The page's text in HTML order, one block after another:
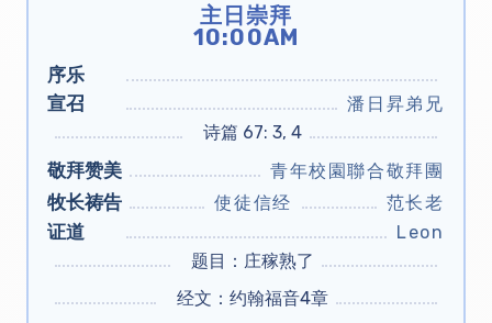
主日崇拜
10:00AM
序乐
宣召
潘日昇弟兄
诗篇 67: 3, 4
敬拜赞美 青年校園聯合敬拜團
牧长祷告 使徒信经 范长老
证道
Leon
题目：庄稼熟了
经文：约翰福音4章